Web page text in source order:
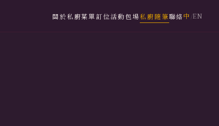
關於私廚菜單訂位活動包場私廚隨筆聯絡中 /EN